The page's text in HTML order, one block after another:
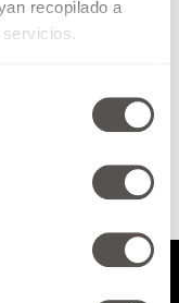
recopilado a